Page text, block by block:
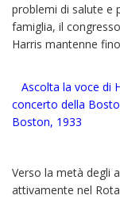
problemi di salute e
famiglia, il
Harris mantenne
Ascolta la voce di
concerto della
Boston, 1933
Verso la metà degli
attivamente nel